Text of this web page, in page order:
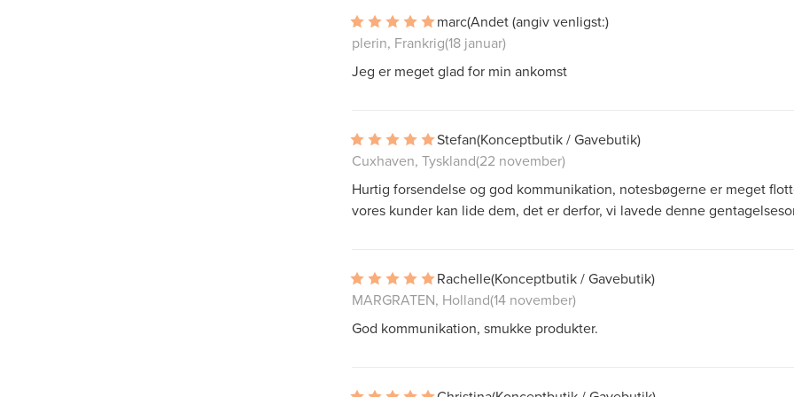
marc(Andet (angiv venligst:)
plerin, Frankrig(18 januar)
Jeg er meget glad for min ankomst
Stefan(Konceptbutik / Gavebutik)
Cuxhaven, Tyskland(22 november)
Hurtig forsendelse og god kommunikation, notesbøgerne er meget
vores kunder kan lide dem, det er derfor, vi lavede denne
Rachelle(Konceptbutik / Gavebutik)
MARGRATEN, Holland(14 november)
God kommunikation, smukke produkter.